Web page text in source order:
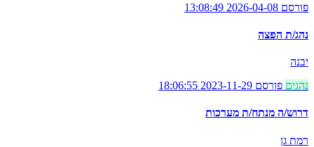
פורסם 2026-04-08 13:08:49
נהג/ת הפצה
יבנה
נהגים פורסם 2023-11-29 18:06:55
דרוש/ה מנתח/ת מערכות
רמת גן